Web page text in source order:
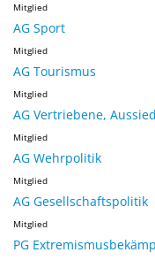
Mitglied
AG Sport
Mitglied
AG Tourismus
Mitglied
AG Vertriebene,
Mitglied
AG Wehrpolitik
Mitglied
AG Gesellschaftspolitik
Mitglied
PG